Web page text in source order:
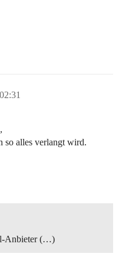
alles verlangt wird.
Anbieter (…)